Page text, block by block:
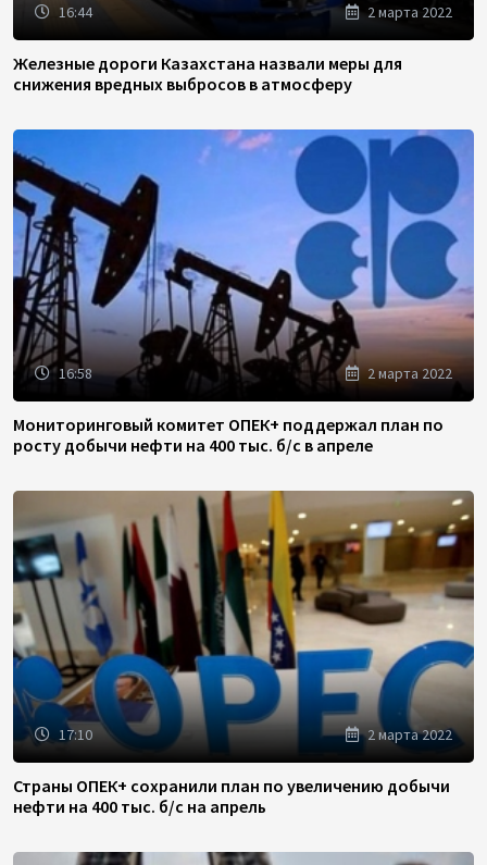
16:44 2 марта 2022
Железные дороги Казахстана назвали меры для
снижения вредных выбросов в атмосферу
16:58 2 марта 2022
Мониторинговый комитет ОПЕК+ поддержал план по
росту добычи нефти на 400 тыс. б/с в апреле
17:10 2 марта 2022
Страны ОПЕК+ сохранили план по увеличению добычи
нефти на 400 тыс. б/с на апрель